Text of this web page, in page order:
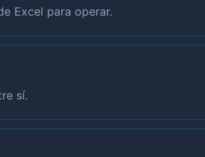
Excel para operar.
sí.